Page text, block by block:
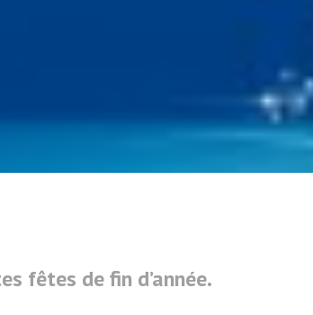
fêtes de fin d’année.